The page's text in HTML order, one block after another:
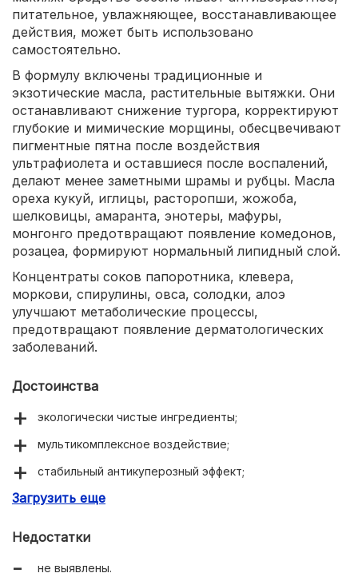
питательное, увлажняющее, восстанавливающее
действия, может быть использовано
самостоятельно.
В формулу включены традиционные и
экзотические масла, растительные вытяжки. Они
останавливают снижение тургора, корректируют
глубокие и мимические морщины, обесцвечивают
пигментные пятна после воздействия
ультрафиолета и оставшиеся после воспалений,
делают менее заметными шрамы и рубцы. Масла
ореха кукуй, иглицы, расторопши, жожоба,
шелковицы, амаранта, энотеры, мафуры,
монгонго предотвращают появление комедонов,
розацеа, формируют нормальный липидный слой.
Концентраты соков папоротника, клевера,
моркови, спирулины, овса, солодки, алоэ
улучшают метаболические процессы,
предотвращают появление дерматологических
заболеваний.
Достоинства
экологически чистые ингредиенты;
мультикомплексное воздействие;
стабильный антикуперозный эффект;
снижение симптомов чувствительной кожи.
Загрузить еще
Недостатки
не выявлены.